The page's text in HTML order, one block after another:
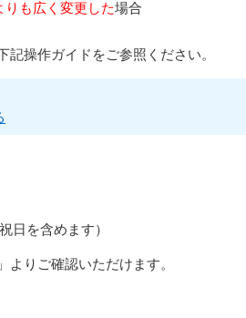
も広く変更した場合
操作ガイドをご参照ください。
日を含めます）
りご確認いただけます。